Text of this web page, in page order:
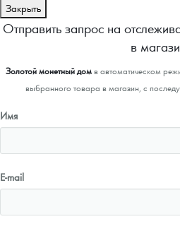
Закрыть
Отправить запрос на
в
Золотой монетный домв автоматическом
выбранного товара в магазин, с
Имя
E-mail